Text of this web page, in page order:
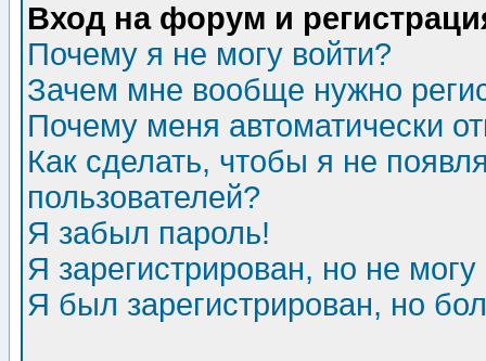
Вход на форум и
Почему я не могу войти?
Зачем мне вообще нужно
Почему меня автоматически
Как сделать, чтобы я не
пользователей?
Я забыл пароль!
Я зарегистрирован, но не могу
Я был зарегистрирован, но